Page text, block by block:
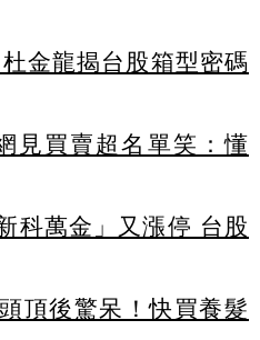
金龍揭台股箱型密碼
見買賣超名單笑：懂
科萬金」又漲停 台股
頂後驚呆！快買養髮